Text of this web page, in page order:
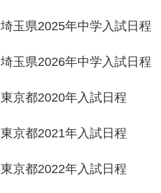
埼玉県2025年中学入試日程
埼玉県2026年中学入試日程
東京都2020年入試日程
東京都2021年入試日程
東京都2022年入試日程